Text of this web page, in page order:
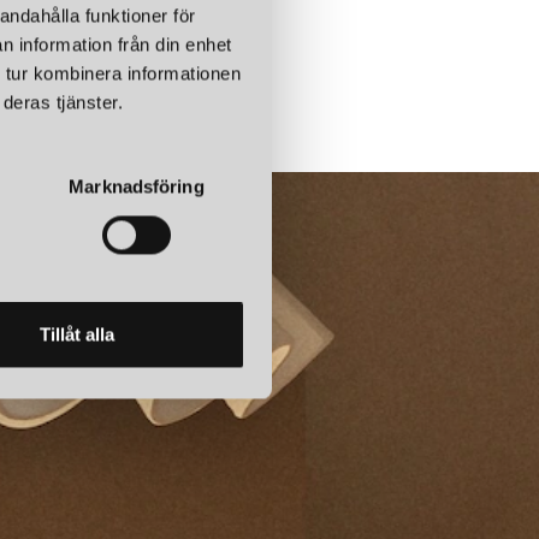
funktioner för
information från din enhet
kombinera informationen
tjänster.
Marknadsföring
Tillåt alla